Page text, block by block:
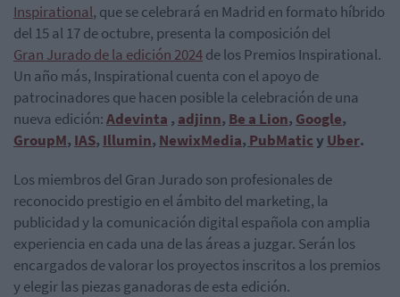
Inspirational, que se celebrará en Madrid en formato híbrido
del 15 al 17 de octubre, presenta la composición del
Gran Jurado de la edición 2024de los Premios Inspirational.
Un año más, Inspirational cuenta con el apoyo de
patrocinadores que hacen posible la celebración de una
nueva edición:Adevinta , adjinn, Be a Lion, Google,
GroupM, IAS, Illumin, NewixMedia, PubMaticyUber.
Los miembros del Gran Jurado son profesionales de
reconocido prestigio en el ámbito del marketing, la
publicidad y la comunicación digital española con amplia
experiencia en cada una de las áreas a juzgar. Serán los
encargados de valorar los proyectos inscritos a los premios
y elegir las piezas ganadoras de esta edición.